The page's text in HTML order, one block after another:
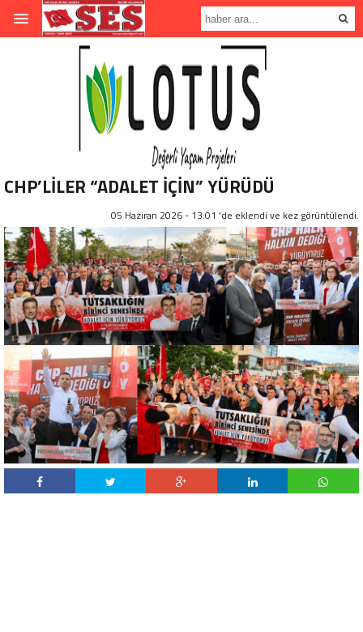
CHP’LİLER “ADALET İÇİN” YÜRÜDÜ
05 Haziran 2026 - 13:01 'de eklendi ve kez görüntülendi.